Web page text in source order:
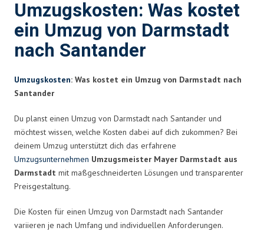
Umzugskosten: Was kostet
ein Umzug von Darmstadt
nach Santander
Umzugskosten: Was kostet ein Umzug von Darmstadt nach
Santander
Du planst einen Umzug von Darmstadt nach Santander und
möchtest wissen, welche Kosten dabei auf dich zukommen? Bei
deinem Umzug unterstützt dich das erfahrene
Umzugsunternehmen Umzugsmeister Mayer Darmstadt aus
Darmstadt mit maßgeschneiderten Lösungen und transparenter
Preisgestaltung.
Die Kosten für einen Umzug von Darmstadt nach Santander
variieren je nach Umfang und individuellen Anforderungen.